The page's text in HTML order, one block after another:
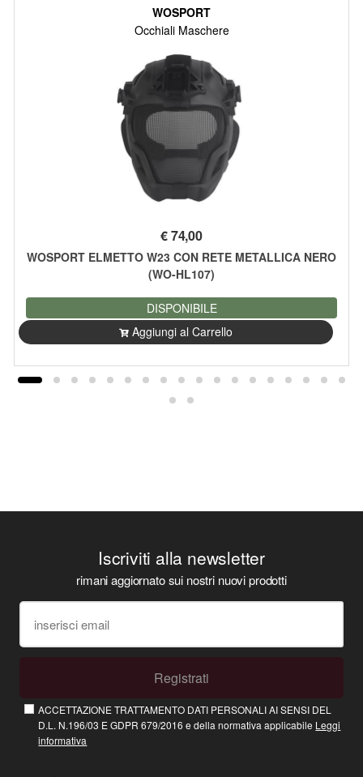
WOSPORT
Occhiali Maschere
€74,00
WOSPORT ELMETTO W23 CON RETE METALLICA NERO
(WO-HL107)
DISPONIBILE
Aggiungi al Carrello
Iscriviti alla newsletter
rimani aggiornato sui nostri nuovi prodotti
Registrati
ACCETTAZIONE TRATTAMENTO DATI PERSONALI AI SENSI DEL
D.L. N.196/03 E GDPR 679/2016 e della normativa applicabile Leggi
informativa